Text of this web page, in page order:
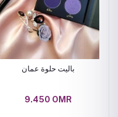
باليت حلوة عمان
9.450 OMR